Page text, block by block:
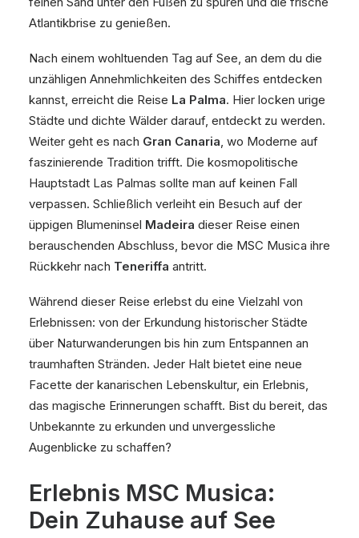
Atlantikbrise zu genießen.
Nach einem wohltuenden Tag auf See, an dem du die
unzähligen Annehmlichkeiten des Schiffes entdecken
kannst, erreicht die Reise La Palma. Hier locken urige
Städte und dichte Wälder darauf, entdeckt zu werden.
Weiter geht es nach Gran Canaria, wo Moderne auf
faszinierende Tradition trifft. Die kosmopolitische
Hauptstadt Las Palmas sollte man auf keinen Fall
verpassen. Schließlich verleiht ein Besuch auf der
üppigen Blumeninsel Madeira dieser Reise einen
berauschenden Abschluss, bevor die MSC Musica ihre
Rückkehr nach Teneriffa antritt.
Während dieser Reise erlebst du eine Vielzahl von
Erlebnissen: von der Erkundung historischer Städte
über Naturwanderungen bis hin zum Entspannen an
traumhaften Stränden. Jeder Halt bietet eine neue
Facette der kanarischen Lebenskultur, ein Erlebnis,
das magische Erinnerungen schafft. Bist du bereit, das
Unbekannte zu erkunden und unvergessliche
Augenblicke zu schaffen?
Erlebnis MSC Musica:
Dein Zuhause auf See